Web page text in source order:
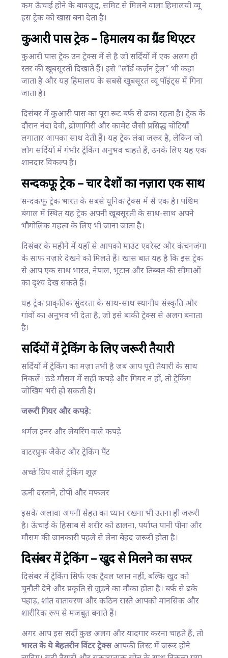
कम ऊँचाई होने के बावजूद, समिट से मिलने वाला हिमालयी व्यू
इस ट्रेक को खास बना देता है।
कुआरी पास ट्रेक – हिमालय का ग्रैंड थिएटर
कुआरी पास ट्रेक उन ट्रेक्स में से है जो सर्दियों में एक अलग ही
स्तर की खूबसूरती दिखाते हैं। इसे “लॉर्ड कर्ज़न ट्रेल” भी कहा
जाता है और यह हिमालय के सबसे खूबसूरत व्यू पॉइंट्स में गिना
जाता है।
दिसंबर में कुआरी पास का पूरा रूट बर्फ से ढका रहता है। ट्रेक के
दौरान नंदा देवी, द्रोणागिरी और कामेट जैसी प्रसिद्ध चोटियाँ
लगातार आपका साथ देती हैं। यह ट्रेक लंबा जरूर है, लेकिन जो
लोग सर्दियों में गंभीर ट्रेकिंग अनुभव चाहते हैं, उनके लिए यह एक
शानदार विकल्प है।
सन्दकफू ट्रेक – चार देशों का नज़ारा एक साथ
सन्दकफू ट्रेक भारत के सबसे यूनिक ट्रेक्स में से एक है। पश्चिम
बंगाल में स्थित यह ट्रेक अपनी खूबसूरती के साथ-साथ अपने
भौगोलिक महत्व के लिए भी जाना जाता है।
दिसंबर के महीने में यहाँ से आपको माउंट एवरेस्ट और कंचनजंगा
के साफ नज़ारे देखने को मिलते हैं। खास बात यह है कि इस ट्रेक
से आप एक साथ भारत, नेपाल, भूटान और तिब्बत की सीमाओं
का दृश्य देख सकते हैं।
यह ट्रेक प्राकृतिक सुंदरता के साथ-साथ स्थानीय संस्कृति और
गांवों का अनुभव भी देता है, जो इसे बाकी ट्रेक्स से अलग बनाता
है।
सर्दियों में ट्रेकिंग के लिए जरूरी तैयारी
सर्दियों में ट्रेकिंग का मज़ा तभी है जब आप पूरी तैयारी के साथ
निकलें। ठंडे मौसम में सही कपड़े और गियर न हों, तो ट्रेकिंग
जोखिम भरी हो सकती है।
जरूरी गियर और कपड़े:
थर्मल इनर और लेयरिंग वाले कपड़े
वाटरप्रूफ जैकेट और ट्रेकिंग पैंट
अच्छे ग्रिप वाले ट्रेकिंग शूज़
ऊनी दस्ताने, टोपी और मफलर
इसके अलावा अपनी सेहत का ध्यान रखना भी उतना ही जरूरी
है। ऊँचाई के हिसाब से शरीर को ढालना, पर्याप्त पानी पीना और
मौसम की जानकारी पहले से लेना बेहद जरूरी होता है।
दिसंबर में ट्रेकिंग – खुद से मिलने का सफर
दिसंबर में ट्रेकिंग सिर्फ एक ट्रैवल प्लान नहीं, बल्कि खुद को
चुनौती देने और प्रकृति से जुड़ने का मौका होता है। बर्फ से ढके
पहाड़, शांत वातावरण और कठिन रास्ते आपको मानसिक और
शारीरिक रूप से मजबूत बनाते हैं।
अगर आप इस सर्दी कुछ अलग और यादगार करना चाहते हैं, तो
भारत के ये बेहतरीन विंटर ट्रेक्सआपकी लिस्ट में जरूर होने